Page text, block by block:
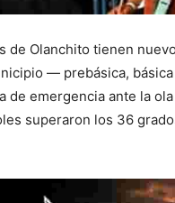
de Olanchito tienen
— prebásica,
de emergencia ante la
superaron los 36